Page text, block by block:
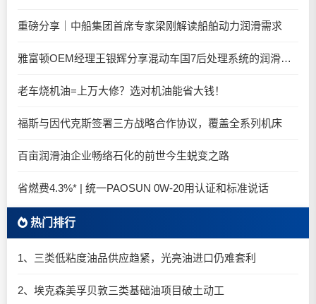
重磅分享｜中船集团首席专家梁刚解读船舶动力润滑需求
雅富顿OEM经理王银辉分享混动车国7后处理系统的润滑油要求
老车烧机油=上万大修？选对机油能省大钱！
福斯与因代克斯签署三方战略合作协议，覆盖全系列机床
百亩润滑油企业畅络石化的前世今生蜕变之路
省燃费4.3%* | 统一PAOSUN 0W-20用认证和标准说话
热门排行
1、三类低粘度油品供应趋紧，光亮油进口仍难套利
2、埃克森美孚贝敦三类基础油项目破土动工